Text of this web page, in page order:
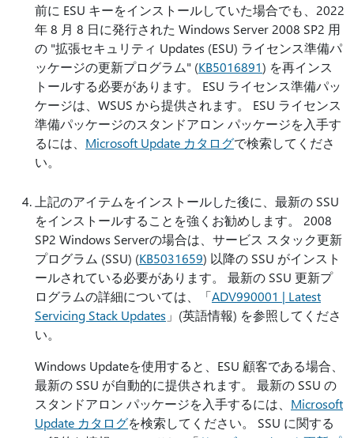
前に ESU キーをインストールしていた場合でも、2022
年 8 月 8 日に発行された Windows Server 2008 SP2 用
の "拡張セキュリティ Updates (ESU) ライセンス準備パ
ッケージの更新プログラム" (KB5016891) を再インス
トールする必要があります。 ESU ライセンス準備パッ
ケージは、WSUS から提供されます。 ESU ライセンス
準備パッケージのスタンドアロン パッケージを入手す
るには、 Microsoft Update カタログで検索してくださ
い。
上記のアイテムをインストールした後に、最新の SSU
をインストールすることを強くお勧めします。 2008
SP2 Windows Serverの場合は、サービス スタック更新
プログラム (SSU) (KB5031659) 以降の SSU がインスト
ールされている必要があります。 最新の SSU 更新プ
ログラムの詳細については、「ADV990001 | Latest
Servicing Stack Updates 」(英語情報) を参照してくださ
い。
Windows Updateを使用すると、ESU 顧客である場合、
最新の SSU が自動的に提供されます。 最新の SSU の
スタンドアロン パッケージを入手するには、 Microsoft
Update カタログを検索してください。 SSU に関する